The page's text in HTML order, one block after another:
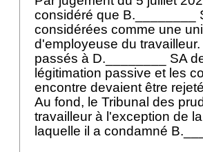
considéré que B.________
considérées comme une
d'employeuse du
passés à D.________ SA
légitimation passive et les
encontre devaient être
Au fond, le Tribunal des
travailleur à l'exception de
laquelle il a condamné